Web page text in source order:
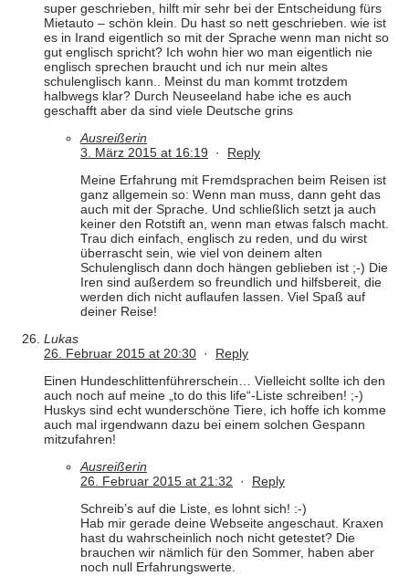
super geschrieben, hilft mir sehr bei der Entscheidung fürs
Mietauto – schön klein. Du hast so nett geschrieben. wie ist
es in Irand eigentlich so mit der Sprache wenn man nicht so
gut englisch spricht? Ich wohn hier wo man eigentlich nie
englisch sprechen braucht und ich nur mein altes
schulenglisch kann.. Meinst du man kommt trotzdem
halbwegs klar? Durch Neuseeland habe iche es auch
geschafft aber da sind viele Deutsche grins
Ausreißerin
3. März 2015 at 16:19 · Reply
Meine Erfahrung mit Fremdsprachen beim Reisen ist
ganz allgemein so: Wenn man muss, dann geht das
auch mit der Sprache. Und schließlich setzt ja auch
keiner den Rotstift an, wenn man etwas falsch macht.
Trau dich einfach, englisch zu reden, und du wirst
überrascht sein, wie viel von deinem alten
Schulenglisch dann doch hängen geblieben ist ;-) Die
Iren sind außerdem so freundlich und hilfsbereit, die
werden dich nicht auflaufen lassen. Viel Spaß auf
deiner Reise!
Lukas
26. Februar 2015 at 20:30 · Reply
Einen Hundeschlittenführerschein… Vielleicht sollte ich den
auch noch auf meine „to do this life“-Liste schreiben! ;-)
Huskys sind echt wunderschöne Tiere, ich hoffe ich komme
auch mal irgendwann dazu bei einem solchen Gespann
mitzufahren!
Ausreißerin
26. Februar 2015 at 21:32 · Reply
Schreib’s auf die Liste, es lohnt sich! :-)
Hab mir gerade deine Webseite angeschaut. Kraxen
hast du wahrscheinlich noch nicht getestet? Die
brauchen wir nämlich für den Sommer, haben aber
noch null Erfahrungswerte.